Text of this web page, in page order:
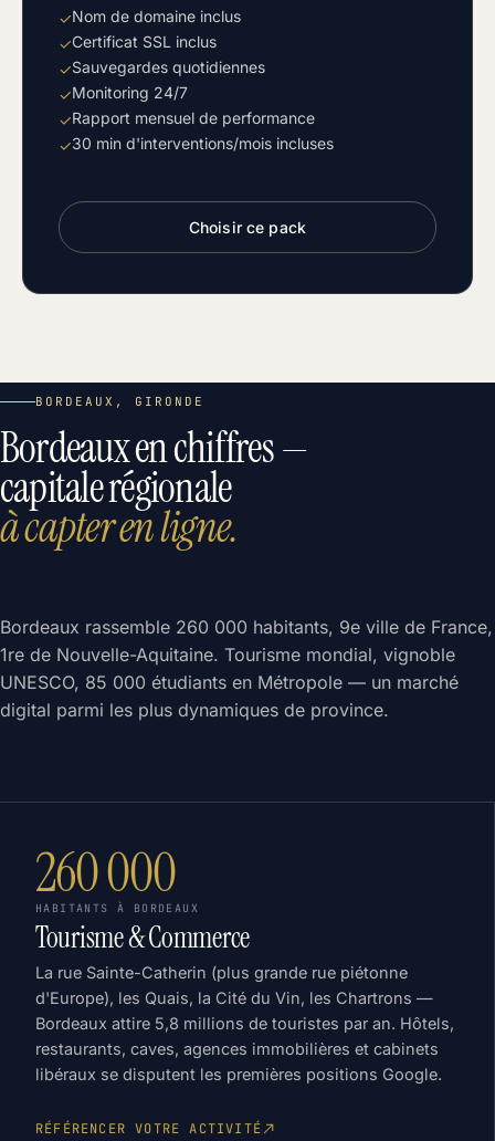
✓Nom de domaine inclus
✓Certificat SSL inclus
✓Sauvegardes quotidiennes
✓Monitoring 24/7
✓Rapport mensuel de performance
✓30 min d'interventions/mois incluses
Choisir ce pack
BORDEAUX, GIRONDE
Bordeaux en chiffres —
capitale régionale
à capter en ligne.
Bordeaux rassemble 260 000 habitants, 9e ville de France,
1re de Nouvelle-Aquitaine. Tourisme mondial, vignoble
UNESCO, 85 000 étudiants en Métropole — un marché
digital parmi les plus dynamiques de province.
260 000
HABITANTS À BORDEAUX
Tourisme & Commerce
La rue Sainte-Catherin (plus grande rue piétonne
d'Europe), les Quais, la Cité du Vin, les Chartrons —
Bordeaux attire 5,8 millions de touristes par an. Hôtels,
restaurants, caves, agences immobilières et cabinets
libéraux se disputent les premières positions Google.
RÉFÉRENCER VOTRE ACTIVITÉ